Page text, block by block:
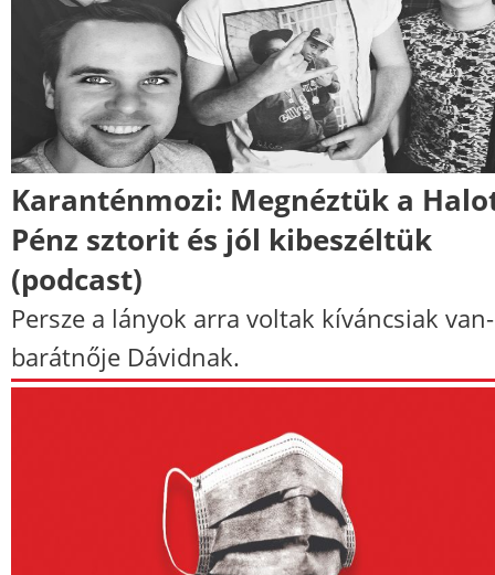
Karanténmozi: Megnéztük a
Pénz sztorit és jól kibeszéltük
(podcast)
Persze a lányok arra voltak kíváncsiak
barátnője Dávidnak.